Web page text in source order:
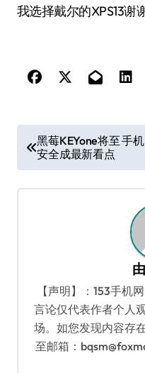
我选择戴尔的XPS13谢谢
章
导
黑莓KEYone将至 手机
安全成最新看点
由
【声明】：153手机
言论仅代表作者个人
场。如您发现内容存
至邮箱：